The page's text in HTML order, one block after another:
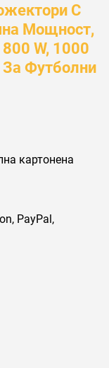
С
Мощност,
800 W, 1000
За Футболни
картонена
PayPal,